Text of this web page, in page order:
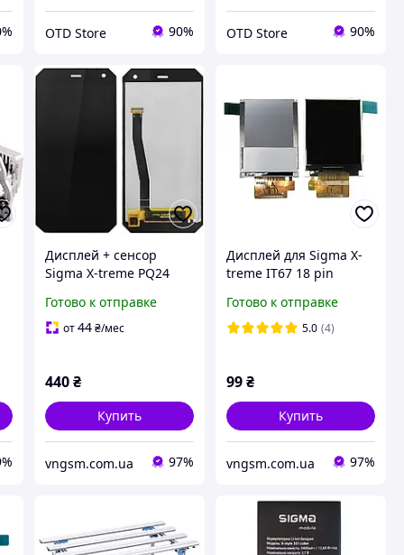
OTD Store 90% OTD Store 90%
Дисплей + сенсор
Sigma X-treme PQ24
V3.0
Готово к отправке
от44 ₴/мес
440 ₴
Купить
vngsm.com.ua 97%
Дисплей для Sigma X-
treme IT67 18 pin
Готово к отправке
5.0 (4)
99₴
Купить
vngsm.com.ua 97%